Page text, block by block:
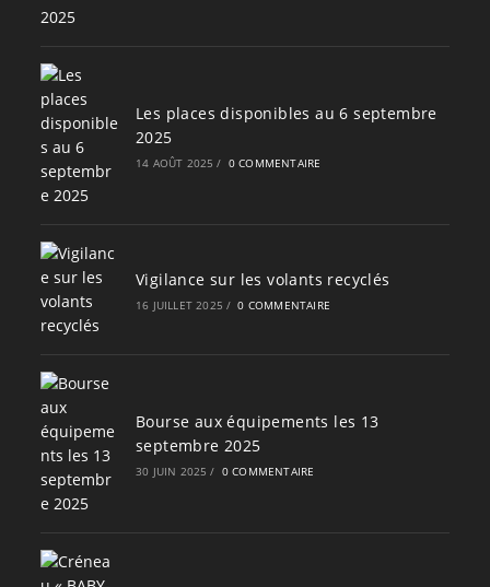
Les places disponibles au 6 septembre
2025
14 AOÛT 2025 / 0 COMMENTAIRE
Vigilance sur les volants recyclés
16 JUILLET 2025 / 0 COMMENTAIRE
Bourse aux équipements les 13
septembre 2025
30 JUIN 2025 / 0 COMMENTAIRE